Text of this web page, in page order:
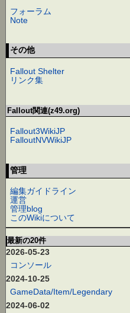
フォーラム
Note
その他
Fallout Shelter
リンク集
Fallout関連(z49.org)
Fallout3WikiJP
FalloutNVWikiJP
管理
編集ガイドライン
運営
管理blog
このWikiについて
最新の20件
2026-05-23
コンソール
2024-10-25
GameData/Item/Legendary
2024-06-02